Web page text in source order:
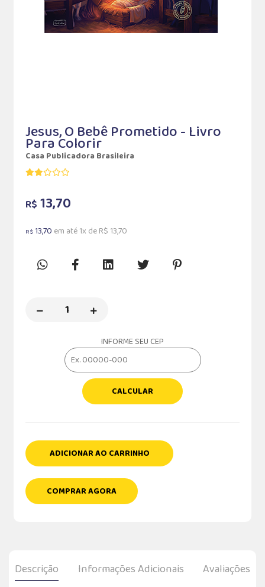
Jesus, O Bebê Prometido - Livro
Para Colorir
Casa Publicadora Brasileira
R$ 13,70
R$13,70 em até 1x de R$ 13,70
INFORME SEU CEP
CALCULAR
ADICIONAR AO CARRINHO
COMPRAR AGORA
Descrição Informações Adicionais Avaliações